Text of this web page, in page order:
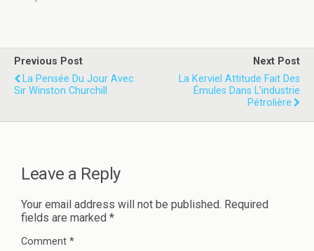
Previous Post
La Pensée Du Jour Avec
Sir Winston Churchill
Next Post
La Kerviel Attitude Fait Des
Émules Dans L'industrie
Pétrolière
Leave a Reply
Your email address will not be published. Required
fields are marked *
Comment *